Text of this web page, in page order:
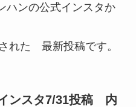
ンの公式インスタか
れた 最新投稿です。
ンスタ7/31投稿 内